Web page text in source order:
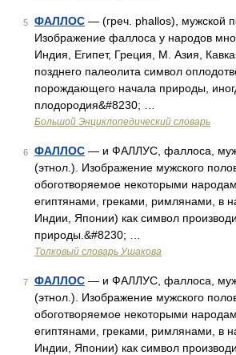
5 ФАЛЛОС — (греч. phallos), мужской
Изображение фаллоса у народов
Индия, Египет, Греция, М. Азия,
позднего палеолита символ
порождающего начала природы,
плодородия&#8230; …
Большой Энциклопедический словарь
6 ФАЛЛОС — и ФАЛЛУС, фаллоса,
(этнол.). Изображение мужского
обоготворяемое некоторыми
египтянами, греками, римлянами, в
Индии, Японии) как символ
природы.&#8230; …
Толковый словарь Ушакова
7 ФАЛЛОС — и ФАЛЛУС, фаллоса,
(этнол.). Изображение мужского
обоготворяемое некоторыми
египтянами, греками, римлянами, в
Индии, Японии) как символ